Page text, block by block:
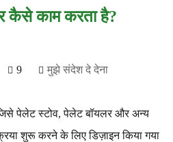
कैसे काम करता है?
9 मुझे संदेश दे देना
पेलेट स्टोव, पेलेट बॉयलर और अन्य
शुरू करने के लिए डिज़ाइन किया गया